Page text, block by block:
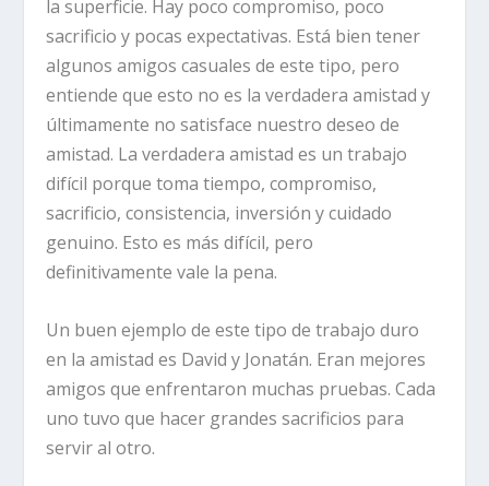
la superficie. Hay poco compromiso, poco
sacrificio y pocas expectativas. Está bien tener
algunos amigos casuales de este tipo, pero
entiende que esto no es la verdadera amistad y
últimamente no satisface nuestro deseo de
amistad. La verdadera amistad es un trabajo
difícil porque toma tiempo, compromiso,
sacrificio, consistencia, inversión y cuidado
genuino. Esto es más difícil, pero
definitivamente vale la pena.
Un buen ejemplo de este tipo de trabajo duro
en la amistad es David y Jonatán. Eran mejores
amigos que enfrentaron muchas pruebas. Cada
uno tuvo que hacer grandes sacrificios para
servir al otro.